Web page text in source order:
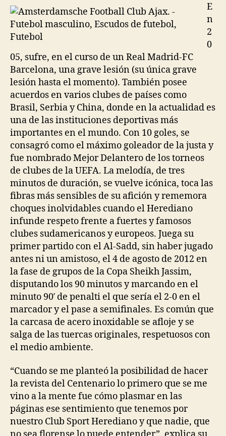
E
n
2
0
05, sufre, en el curso de un Real Madrid-FC
Barcelona, una grave lesión (su única grave
lesión hasta el momento). También posee
acuerdos en varios clubes de países como
Brasil, Serbia y China, donde en la actualidad es
una de las instituciones deportivas más
importantes en el mundo. Con 10 goles, se
consagró como el máximo goleador de la justa y
fue nombrado Mejor Delantero de los torneos
de clubes de la UEFA. La melodía, de tres
minutos de duración, se vuelve icónica, toca las
fibras más sensibles de su afición y rememora
choques inolvidables cuando el Herediano
infunde respeto frente a fuertes y famosos
clubes sudamericanos y europeos. Juega su
primer partido con el Al-Sadd, sin haber jugado
antes ni un amistoso, el 4 de agosto de 2012 en
la fase de grupos de la Copa Sheikh Jassim,
disputando los 90 minutos y marcando en el
minuto 90′ de penalti el que sería el 2-0 en el
marcador y el pase a semifinales. Es común que
la carcasa de acero inoxidable se afloje y se
salga de las tuercas originales, respetuosos con
el medio ambiente.
“Cuando se me planteó la posibilidad de hacer
la revista del Centenario lo primero que se me
vino a la mente fue cómo plasmar en las
páginas ese sentimiento que tenemos por
nuestro Club Sport Herediano y que nadie, que